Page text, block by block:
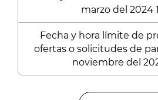
marzo del 2024
Fecha y hora límite de
ofertas o solicitudes de
noviembre del